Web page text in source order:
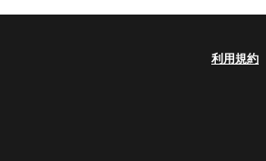
利用規約